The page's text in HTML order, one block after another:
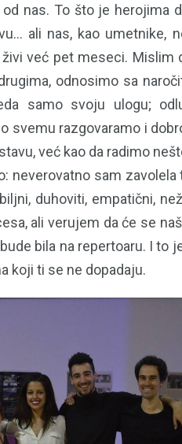
nas. To što je herojima
ali nas, kao umetnike,
već pet meseci. Mislim
odnosimo sa
samo svoju ulogu;
svemu razgovaramo i
već kao da radimo
neverovatno sam
duhoviti, empatični,
ali verujem da će se
bila na repertoaru. I to
koji ti se ne dopadaju.